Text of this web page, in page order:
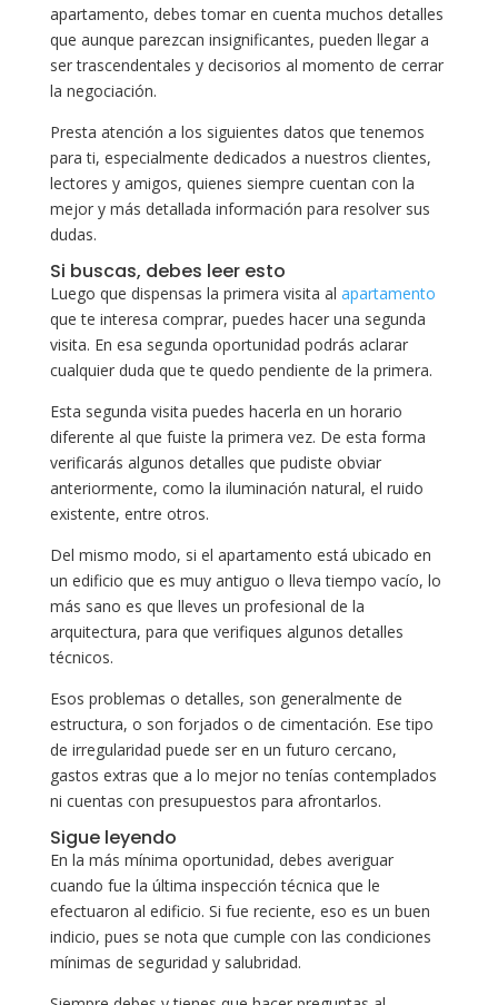
apartamento, debes tomar en cuenta muchos detalles
que aunque parezcan insignificantes, pueden llegar a
ser trascendentales y decisorios al momento de cerrar
la negociación.
Presta atención a los siguientes datos que tenemos
para ti, especialmente dedicados a nuestros clientes,
lectores y amigos, quienes siempre cuentan con la
mejor y más detallada información para resolver sus
dudas.
Si buscas, debes leer esto
Luego que dispensas la primera visita al apartamento
que te interesa comprar, puedes hacer una segunda
visita. En esa segunda oportunidad podrás aclarar
cualquier duda que te quedo pendiente de la primera.
Esta segunda visita puedes hacerla en un horario
diferente al que fuiste la primera vez. De esta forma
verificarás algunos detalles que pudiste obviar
anteriormente, como la iluminación natural, el ruido
existente, entre otros.
Del mismo modo, si el apartamento está ubicado en
un edificio que es muy antiguo o lleva tiempo vacío, lo
más sano es que lleves un profesional de la
arquitectura, para que verifiques algunos detalles
técnicos.
Esos problemas o detalles, son generalmente de
estructura, o son forjados o de cimentación. Ese tipo
de irregularidad puede ser en un futuro cercano,
gastos extras que a lo mejor no tenías contemplados
ni cuentas con presupuestos para afrontarlos.
Sigue leyendo
En la más mínima oportunidad, debes averiguar
cuando fue la última inspección técnica que le
efectuaron al edificio. Si fue reciente, eso es un buen
indicio, pues se nota que cumple con las condiciones
mínimas de seguridad y salubridad.